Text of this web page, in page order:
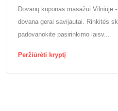
Dovanų kuponas masažui Vilniuje
dovana gerai savijautai. Rinkitės
padovanokite pasirinkimo laisv...
Peržiūrėti kryptį